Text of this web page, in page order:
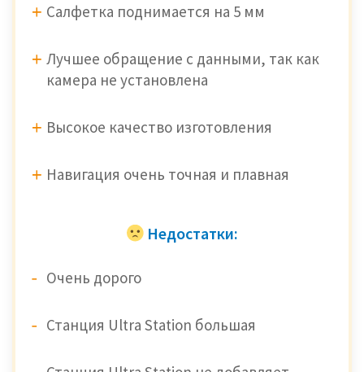
Салфетка поднимается на 5 мм
Лучшее обращение с данными, так как
камера не установлена
Высокое качество изготовления
Навигация очень точная и плавная
Недостатки:
Очень дорого
Станция Ultra Station большая